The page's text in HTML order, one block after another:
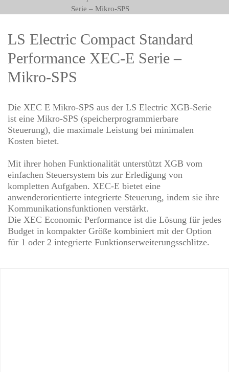
Serie – Mikro-SPS
LS Electric Compact Standard
Performance XEC-E Serie –
Mikro-SPS
Die XEC E Mikro-SPS aus der LS Electric XGB-Serie
ist eine Mikro-SPS (speicherprogrammierbare
Steuerung), die maximale Leistung bei minimalen
Kosten bietet.
Mit ihrer hohen Funktionalität unterstützt XGB vom
einfachen Steuersystem bis zur Erledigung von
kompletten Aufgaben. XEC-E bietet eine
anwenderorientierte integrierte Steuerung, indem sie ihre
Kommunikationsfunktionen verstärkt.
Die XEC Economic Performance ist die Lösung für jedes
Budget in kompakter Größe kombiniert mit der Option
für 1 oder 2 integrierte Funktionserweiterungsschlitze.